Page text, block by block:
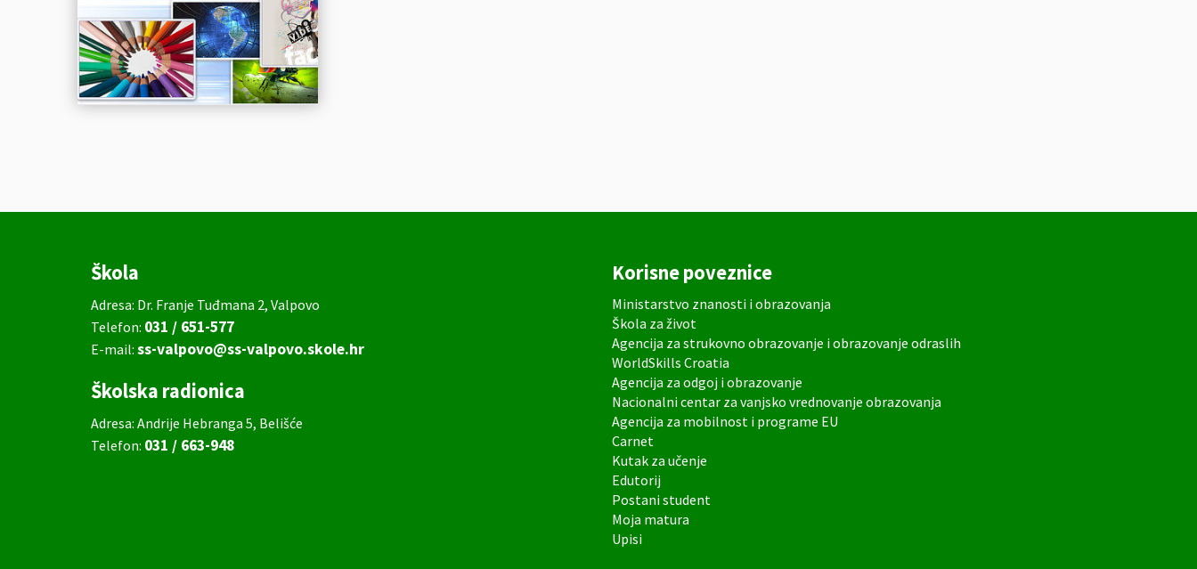
Škola
Adresa: Dr. Franje Tuđmana 2, Valpovo
Telefon: 031 / 651-577
E-mail: ss-valpovo@ss-valpovo.skole.hr
Školska radionica
Adresa: Andrije Hebranga 5, Belišće
Telefon: 031 / 663-948
Korisne poveznice
Ministarstvo znanosti i obrazovanja
Škola za život
Agencija za strukovno obrazovanje i obrazovanje odraslih
WorldSkills Croatia
Agencija za odgoj i obrazovanje
Nacionalni centar za vanjsko vrednovanje obrazovanja
Agencija za mobilnost i programe EU
Carnet
Kutak za učenje
Edutorij
Postani student
Moja matura
Upisi